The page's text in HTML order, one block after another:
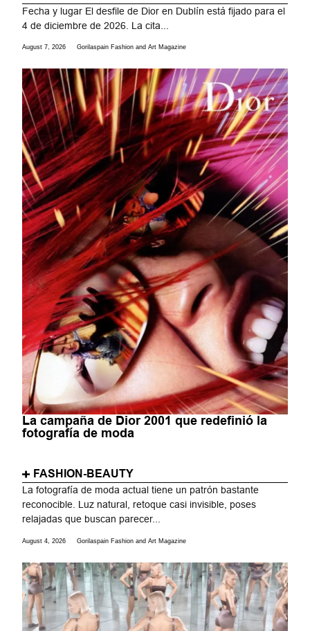
Fecha y lugar El desfile de Dior en Dublín está fijado para el
4 de diciembre de 2026. La cita...
August 7, 2026 Gorilaspain Fashion and Art Magazine
La campaña de Dior 2001 que redefinió la
fotografía de moda
FASHION-BEAUTY
La fotografía de moda actual tiene un patrón bastante
reconocible. Luz natural, retoque casi invisible, poses
relajadas que buscan parecer...
August 4, 2026 Gorilaspain Fashion and Art Magazine